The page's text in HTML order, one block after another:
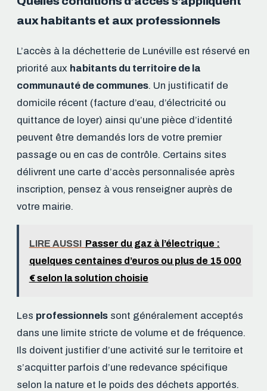
aux habitants et aux professionnels
L’accès à la déchetterie de Lunéville est réservé en
priorité aux habitants du territoire de la
communauté de communes. Un justificatif de
domicile récent (facture d’eau, d’électricité ou
quittance de loyer) ainsi qu’une pièce d’identité
peuvent être demandés lors de votre premier
passage ou en cas de contrôle. Certains sites
délivrent une carte d’accès personnalisée après
inscription, pensez à vous renseigner auprès de
votre mairie.
LIRE AUSSI Passer du gaz à l’électrique :
quelques centaines d’euros ou plus de 15 000
€ selon la solution choisie
Les professionnels sont généralement acceptés
dans une limite stricte de volume et de fréquence.
Ils doivent justifier d’une activité sur le territoire et
s’acquitter parfois d’une redevance spécifique
selon la nature et le poids des déchets apportés.